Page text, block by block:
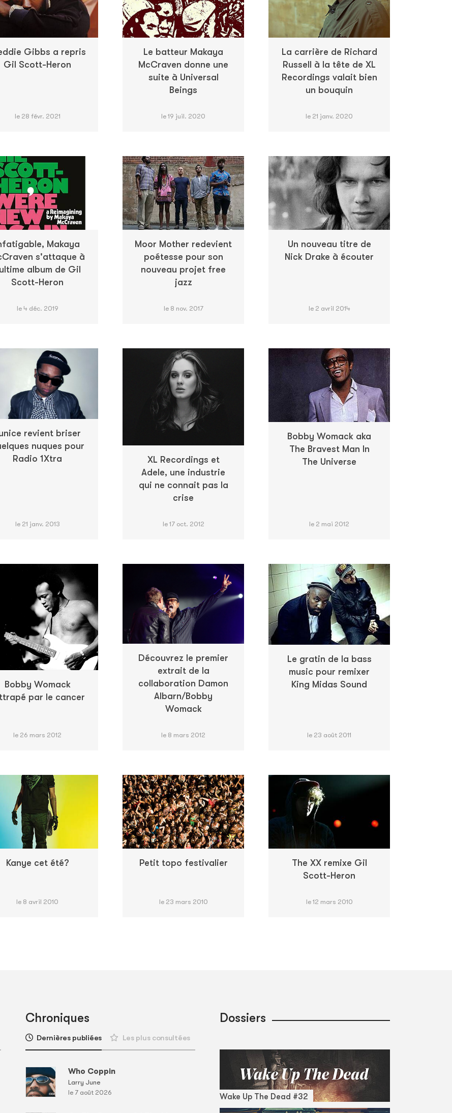
Gibbs a repris
Gil Scott-Heron
le 28 févr. 2021
Le batteur Makaya
McCraven donne une
suite à Universal
Beings
le 19 juil. 2020
La carrière de Richard
Russell à la tête de XL
Recordings valait bien
un bouquin
le 21 janv. 2020
Makaya
s'attaque à
album de Gil
Scott-Heron
le 4 déc. 2019
Moor Mother redevient
poétesse pour son
nouveau projet free
jazz
le 8 nov. 2017
Un nouveau titre de
Nick Drake à écouter
le 2 avril 2014
revient briser
nuques pour
Radio 1Xtra
le 21 janv. 2013
XL Recordings et
Adele, une industrie
qui ne connait pas la
crise
le 17 oct. 2012
Bobby Womack aka
The Bravest Man In
The Universe
le 2 mai 2012
Bobby Womack
par le cancer
le 26 mars 2012
Découvrez le premier
extrait de la
collaboration Damon
Albarn/Bobby
Womack
le 8 mars 2012
Le gratin de la bass
music pour remixer
King Midas Sound
le 23 août 2011
Kanye cet été?
le 8 avril 2010
Petit topo festivalier
le 23 mars 2010
The XX remixe Gil
Scott-Heron
le 12 mars 2010
Chroniques
Dernières publiées Les plus consultées
Who Coppin
Larry June
le 7 août 2026
Dossiers
Wake Up The Dead #32